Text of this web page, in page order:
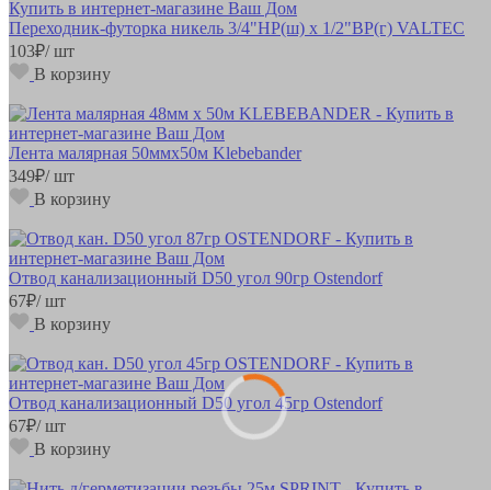
Переходник-футорка никель 3/4"НР(ш) х 1/2"ВР(г) VALTEC
103₽/ шт
В корзину
Лента малярная 50ммх50м Klebebander
349₽/ шт
В корзину
Отвод канализационный D50 угол 90гр Ostendorf
67₽/ шт
В корзину
Отвод канализационный D50 угол 45гр Ostendorf
67₽/ шт
В корзину